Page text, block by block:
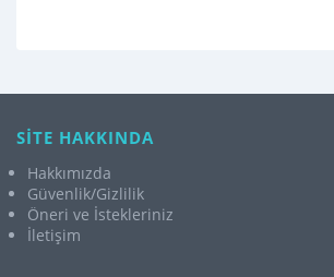
SİTE HAKKINDA
Hakkımızda
Güvenlik/Gizlilik
Öneri ve İstekleriniz
İletişim